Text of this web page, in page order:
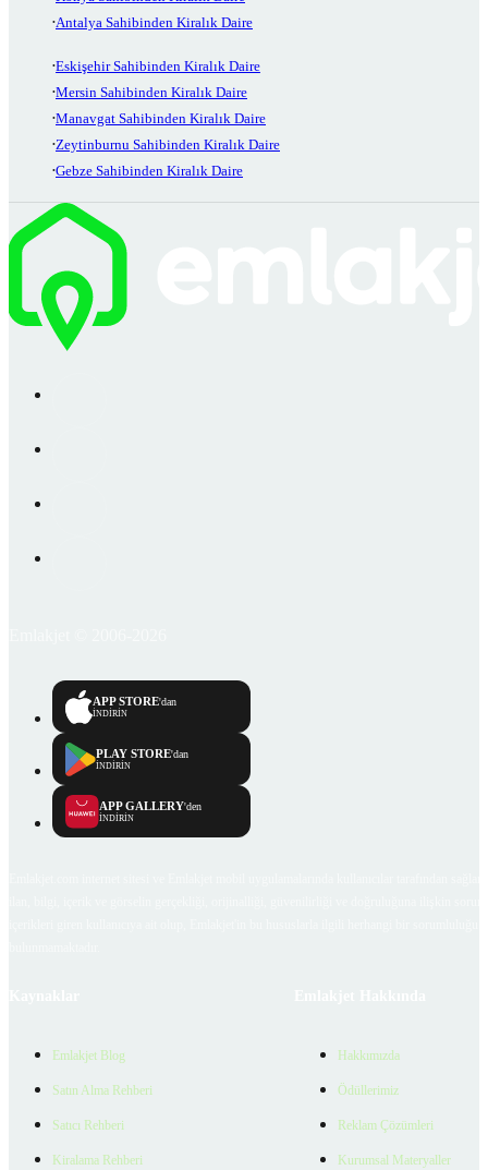
Antalya Sahibinden Kiralık Daire
Eskişehir Sahibinden Kiralık Daire
Mersin Sahibinden Kiralık Daire
Manavgat Sahibinden Kiralık Daire
Zeytinburnu Sahibinden Kiralık Daire
Gebze Sahibinden Kiralık Daire
APP STORE'dan
İNDİRİN
PLAY STORE'dan
İNDİRİN
APP GALLERY'den
İNDİRİN
Emlakjet Blog
Satın Alma Rehberi
Satıcı Rehberi
Kiralama Rehberi
Hakkımızda
Ödüllerimiz
Reklam Çözümleri
Kurumsal Materyaller